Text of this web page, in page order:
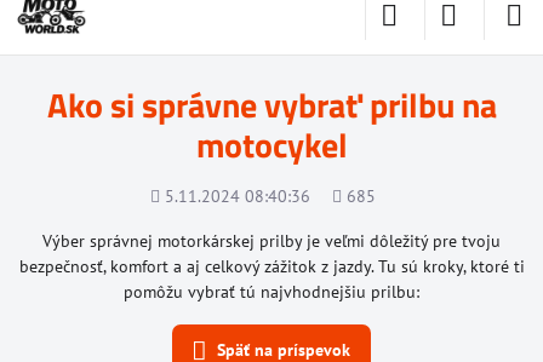
Ako si správne vybrať prilbu na
motocykel
Pridané
5.11.2024 08:40:36
Počet
685
Výber správnej motorkárskej prilby je veľmi dôležitý pre tvoju
bezpečnosť, komfort a aj celkový zážitok z jazdy. Tu sú kroky, ktoré ti
pomôžu vybrať tú najvhodnejšiu prilbu:
Späť na príspevok